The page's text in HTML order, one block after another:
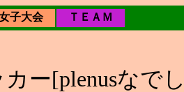
子大会 ＴＥＡＭ
ー[plenusなで